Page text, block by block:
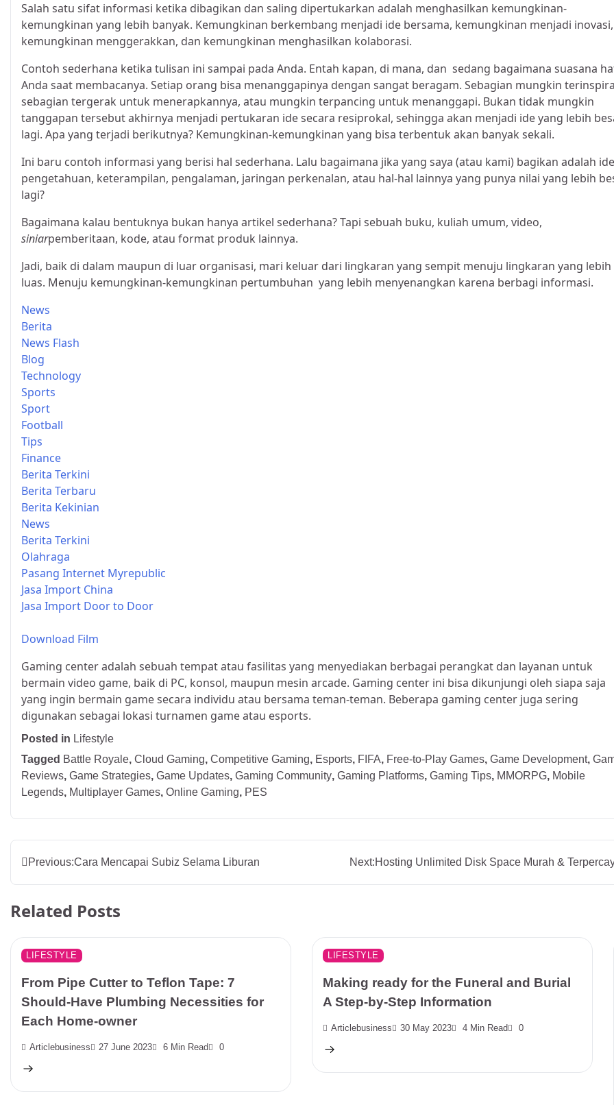
Salah satu sifat informasi ketika dibagikan dan saling dipertukarkan adalah menghasilkan kemungkinan-
kemungkinan yang lebih banyak. Kemungkinan berkembang menjadi ide bersama, kemungkinan menjadi inovasi,
kemungkinan menggerakkan, dan kemungkinan menghasilkan kolaborasi.
Contoh sederhana ketika tulisan ini sampai pada Anda. Entah kapan, di mana, dan sedang bagaimana suasana
Anda saat membacanya. Setiap orang bisa menanggapinya dengan sangat beragam. Sebagian mungkin
sebagian tergerak untuk menerapkannya, atau mungkin terpancing untuk menanggapi. Bukan tidak mungkin
tanggapan tersebut akhirnya menjadi pertukaran ide secara resiprokal, sehingga akan menjadi ide yang lebih
lagi. Apa yang terjadi berikutnya? Kemungkinan-kemungkinan yang bisa terbentuk akan banyak sekali.
Ini baru contoh informasi yang berisi hal sederhana. Lalu bagaimana jika yang saya (atau kami) bagikan adalah
pengetahuan, keterampilan, pengalaman, jaringan perkenalan, atau hal-hal lainnya yang punya nilai yang lebih
lagi?
Bagaimana kalau bentuknya bukan hanya artikel sederhana? Tapi sebuah buku, kuliah umum, video,
siniarpemberitaan, kode, atau format produk lainnya.
Jadi, baik di dalam maupun di luar organisasi, mari keluar dari lingkaran yang sempit menuju lingkaran yang lebih
luas. Menuju kemungkinan-kemungkinan pertumbuhan yang lebih menyenangkan karena berbagi informasi.
News
Berita
News Flash
Blog
Technology
Sports
Sport
Football
Tips
Finance
Berita Terkini
Berita Terbaru
Berita Kekinian
News
Berita Terkini
Olahraga
Pasang Internet Myrepublic
Jasa Import China
Jasa Import Door to Door
Download Film
Gaming center adalah sebuah tempat atau fasilitas yang menyediakan berbagai perangkat dan layanan untuk
bermain video game, baik di PC, konsol, maupun mesin arcade. Gaming center ini bisa dikunjungi oleh siapa saja
yang ingin bermain game secara individu atau bersama teman-teman. Beberapa gaming center juga sering
digunakan sebagai lokasi turnamen game atau esports.
Posted in Lifestyle
Tagged Battle Royale, Cloud Gaming, Competitive Gaming, Esports, FIFA, Free-to-Play Games, Game Development,
Reviews, Game Strategies, Game Updates, Gaming Community, Gaming Platforms, Gaming Tips, MMORPG, Mobile
Legends, Multiplayer Games, Online Gaming, PES
Post
navigation
Previous:Cara Mencapai Subiz Selama Liburan Next:Hosting Unlimited Disk Space Murah &
Related Posts
LIFESTYLE
From Pipe Cutter to Teflon Tape: 7
Should-Have Plumbing Necessities for
Each Home-owner
Articlebusiness 27 June 2023 6 Min Read 0
LIFESTYLE
Making ready for the Funeral and Burial
A Step-by-Step Information
Articlebusiness 30 May 2023 4 Min Read 0